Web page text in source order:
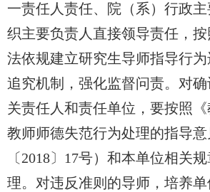
一责任人责任、院（系）行政
织主要负责人直接领导责任，
法依规建立研究生导师指导行
追究机制，强化监督问责。对
关责任人和责任单位，要按照
教师师德失范行为处理的指导
〔 2018〕 17号）和本单位相关
理。对违反准则的导师，培养